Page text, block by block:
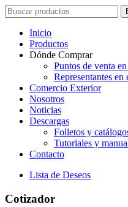
Search
for:
Inicio
Productos
Dónde Comprar
Puntos de venta
Representantes
Comercio Exterior
Nosotros
Noticias
Descargas
Folletos y
Tutoriales y
Contacto
Lista de Deseos
Cotizador